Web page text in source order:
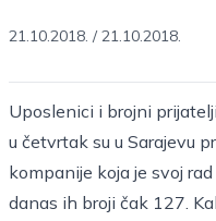
21.10.2018. /21.10.2018.
Uposlenici i brojni
u četvrtak su u Sarajevu
kompanije koja je svoj
danas ih broji čak 127.